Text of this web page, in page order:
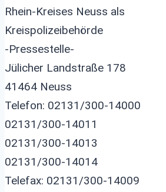
Rhein-Kreises Neuss als
Kreispolizeibehörde
-Pressestelle-
Jülicher Landstraße 178
41464 Neuss
Telefon: 02131/300-14000
02131/300-14011
02131/300-14013
02131/300-14014
Telefax: 02131/300-14009